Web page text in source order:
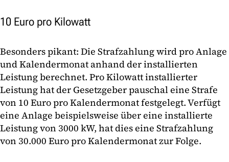
10 Euro pro Kilowatt
Besonders pikant: Die Strafzahlung wird pro Anlage
und Kalendermonat anhand der instal­lierten
Leistung berechnet. Pro Kilowatt installierter
Leistung hat der Gesetzgeber pauschal eine Strafe
von 10 Euro pro Kalendermonat festgelegt. Verfügt
eine Anlage beispielsweise über eine installierte
Leistung von 3000 kW, hat dies eine Strafzahlung
von 30.000 Euro pro Kalendermonat zur Folge.